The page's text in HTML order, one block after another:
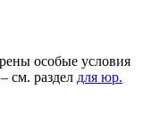
особые условия
см. раздел для юр.